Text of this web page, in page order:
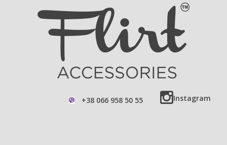
+38 066 958 50 55 Instagram